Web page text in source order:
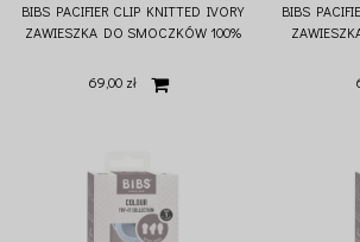
BIBS PACIFIER CLIP KNITTED IVORY
ZAWIESZKA DO SMOCZKÓW 100%
69,00 zł
BIBS